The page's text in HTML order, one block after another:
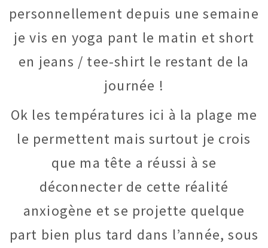
personnellement depuis une semaine
je vis en yoga pant le matin et short
en jeans / tee-shirt le restant de la
journée !
Ok les températures ici à la plage me
le permettent mais surtout je crois
que ma tête a réussi à se
déconnecter de cette réalité
anxiogène et se projette quelque
part bien plus tard dans l’année, sous